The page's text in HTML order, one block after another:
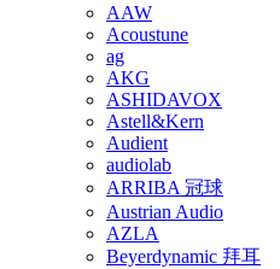
AAW
Acoustune
ag
AKG
ASHIDAVOX
Astell&Kern
Audient
audiolab
ARRIBA 冠球
Austrian Audio
AZLA
Beyerdynamic 拜耳